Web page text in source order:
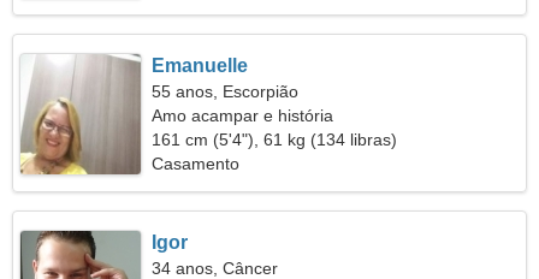
Emanuelle
55 anos, Escorpião
Amo acampar e história
161 cm (5'4"), 61 kg (134 libras)
Casamento
Igor
34 anos, Câncer